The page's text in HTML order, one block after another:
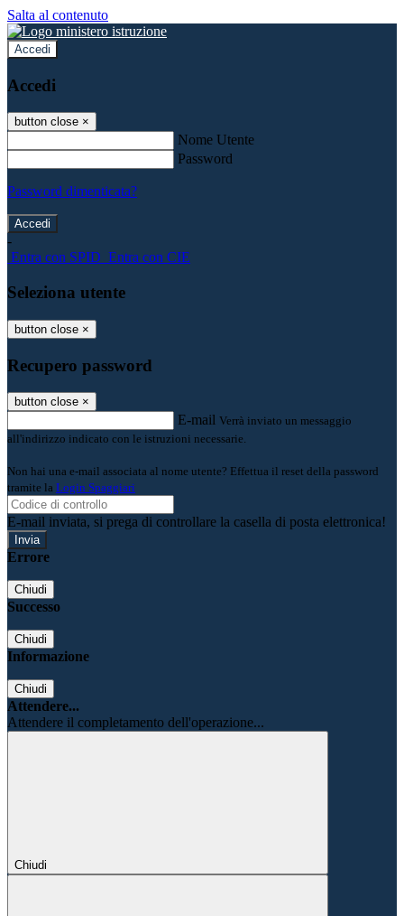
Salta al contenuto
Accedi
Accedi
button close ×
Nome Utente
Password
Password dimenticata?
-
Entra con SPID Entra con CIE
Seleziona utente
button close ×
Recupero password
button close ×
E-mail Verrà inviato un messaggio
all'indirizzo indicato con le istruzioni necessarie.
Non hai una e-mail associata al nome utente? Effettua il reset della password
tramite la Login Spaggiari
E-mail inviata, si prega di controllare la casella di posta elettronica!
Errore
Chiudi
Successo
Chiudi
Informazione
Chiudi
Attendere...
Attendere il completamento dell'operazione...
Chiudi